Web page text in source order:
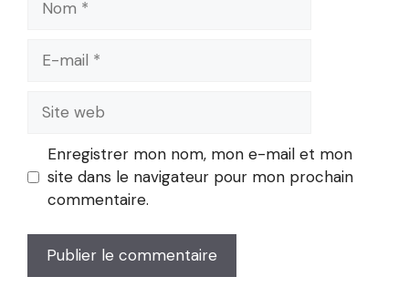
mail
Site
web
Enregistrer mon nom, mon e-mail et mon
site dans le navigateur pour mon prochain
commentaire.